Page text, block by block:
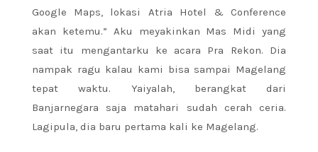
Google Maps, lokasi Atria Hotel & Conference
akan ketemu.” Aku meyakinkan Mas Midi yang
saat itu mengantarku ke acara Pra Rekon. Dia
nampak ragu kalau kami bisa sampai Magelang
tepat waktu. Yaiyalah, berangkat dari
Banjarnegara saja matahari sudah cerah ceria.
Lagipula, dia baru pertama kali ke Magelang.